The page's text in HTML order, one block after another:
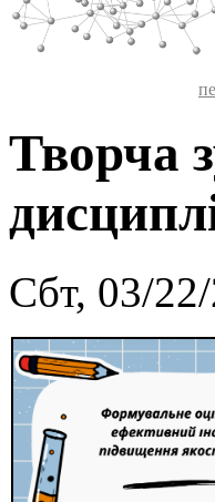
Творча
Сбт, 03/